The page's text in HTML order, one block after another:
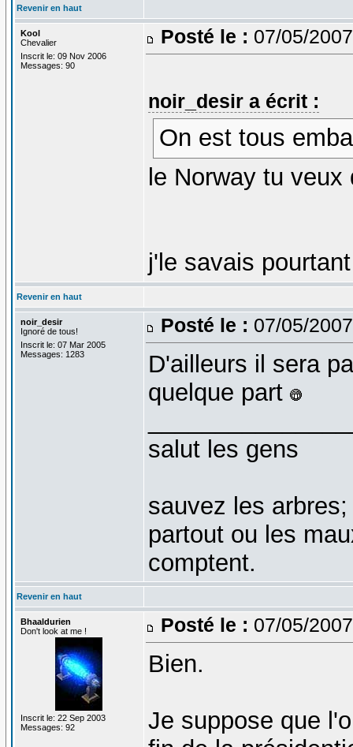
Revenir en haut
Kool
Chevalier
Inscrit le: 09 Nov 2006
Messages: 90
Posté le : 07/05/
noir_desir a écrit :
On est tous
le Norway tu
j'le savais
Revenir en haut
noir_desir
Ignoré de tous!
Inscrit le: 07 Mar 2005
Messages: 1283
Posté le : 07/05/
D'ailleurs il sera
quelque part
salut les gens
sauvez les
partout ou les
comptent.
Revenir en haut
Bhaaldurien
Don't look at me !
Inscrit le: 22 Sep 2003
Messages: 92
Posté le : 07/05/
Bien.
Je suppose que